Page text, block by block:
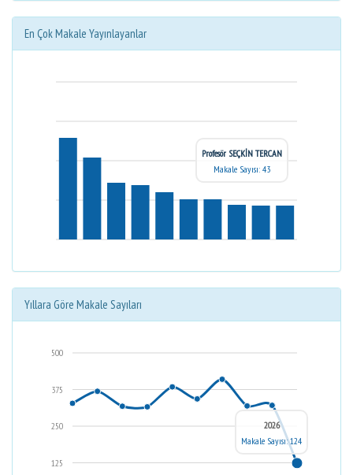
En Çok Makale Yayınlayanlar
Profesör SEÇKİN TERCAN
Makale Sayısı: 43
Yıllara Göre Makale Sayıları
125
250
375
500
2026
Makale Sayısı: 124